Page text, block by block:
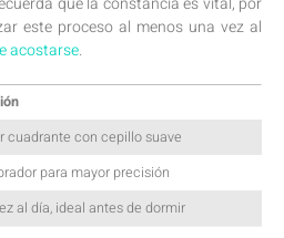
‌este proceso al menos una vez al
acostarse.
cuadrante‌ con cepillo suave
para mayor precisión
al ‍día, ideal antes⁢ de ‌dormir